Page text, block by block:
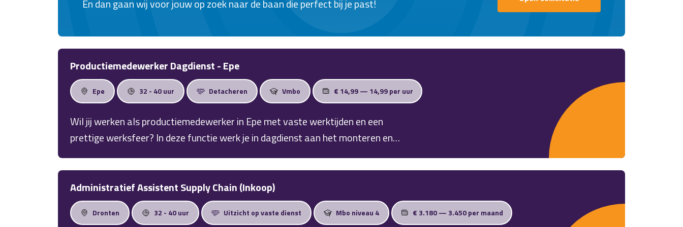
En dan gaan wij voor jouw op zoek naar de baan die perfect bij je past!
Productiemedewerker Dagdienst - Epe
Epe 32 - 40 uur Detacheren Vmbo € 14,99 — 14,99 per uur
Wil jij werken als productiemedewerker in Epe met vaste werktijden en een
prettige werksfeer? In deze functie werk je in dagdienst aan het monteren en
werkzaamheden, goede begeleiding en werkt samen met collega’s in een
stabiele productieomgeving.
Administratief Assistent Supply Chain (Inkoop)
Dronten 32 - 40 uur Uitzicht op vaste dienst Mbo niveau 4 € 3.180 — 3.450 per maand